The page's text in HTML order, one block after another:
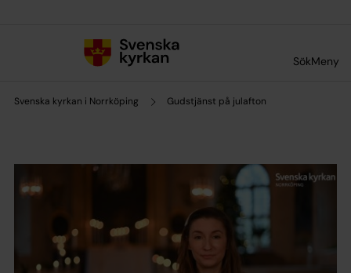
SökMeny
Svenska kyrkan i Norrköping Gudstjänst på julafton